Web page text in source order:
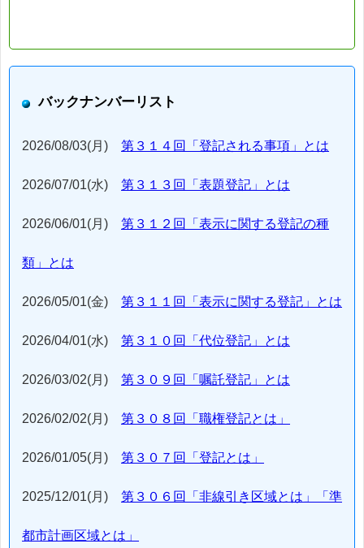
バックナンバーリスト
2026/08/03(月) 第３１４回「登記される事項」とは
2026/07/01(水) 第３１３回「表題登記」とは
2026/06/01(月) 第３１２回「表示に関する登記の種
類」とは
2026/05/01(金) 第３１１回「表示に関する登記」とは
2026/04/01(水) 第３１０回「代位登記」とは
2026/03/02(月) 第３０９回「嘱託登記」とは
2026/02/02(月) 第３０８回「職権登記とは」
2026/01/05(月) 第３０７回「登記とは」
2025/12/01(月) 第３０６回「非線引き区域とは」「準
都市計画区域とは」